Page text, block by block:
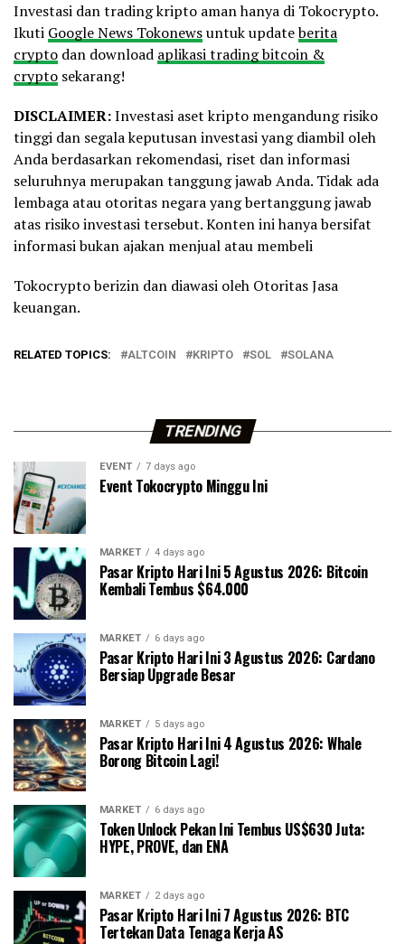
Investasi dan trading kripto aman hanya di Tokocrypto.
Ikuti Google News Tokonewsuntuk updateberita
crypto dan download aplikasi trading bitcoin &
crypto sekarang!
DISCLAIMER:Investasi aset kripto mengandung risiko
tinggi dan segala keputusan investasi yang diambil oleh
Anda berdasarkan rekomendasi, riset dan informasi
seluruhnya merupakan tanggung jawab Anda. Tidak ada
lembaga atau otoritas negara yang bertanggung jawab
atas risiko investasi tersebut. Konten ini hanya bersifat
informasi bukan ajakan menjual atau membeli
Tokocrypto berizin dan diawasi oleh Otoritas Jasa
keuangan.
RELATED TOPICS: ALTCOIN KRIPTO SOL SOLANA
TRENDING
EVENT 7 days ago
Event Tokocrypto Minggu Ini
MARKET 4 days ago
Pasar Kripto Hari Ini 5 Agustus 2026: Bitcoin
Kembali Tembus $64.000
MARKET 6 days ago
Pasar Kripto Hari Ini 3 Agustus 2026: Cardano
Bersiap Upgrade Besar
MARKET 5 days ago
Pasar Kripto Hari Ini 4 Agustus 2026: Whale
Borong Bitcoin Lagi!
MARKET 6 days ago
Token Unlock Pekan Ini Tembus US$630 Juta:
HYPE, PROVE, dan ENA
MARKET 2 days ago
Pasar Kripto Hari Ini 7 Agustus 2026: BTC
Tertekan Data Tenaga Kerja AS